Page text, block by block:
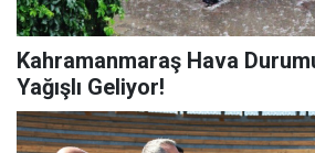
Kahramanmaraş Hava
Yağışlı Geliyor!